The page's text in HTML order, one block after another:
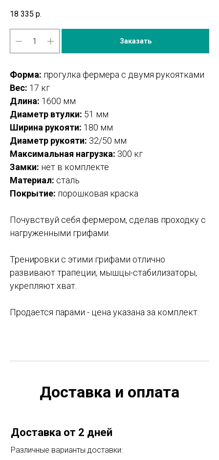
18 335 р.
Заказать
Форма: прогулка фермера с двумя рукоятками
Вес: 17 кг
Длина: 1600 мм
Диаметр втулки: 51 мм
Ширина рукояти: 180 мм
Диаметр рукояти: 32/50 мм
Максимальная нагрузка: 300 кг
Замки: нет в комплекте
Материал: сталь
Покрытие: порошковая краска
Почувствуй себя фермером, сделав проходку с
нагруженными грифами.
Тренировки с этими грифами отлично
развивают трапеции, мышцы-стабилизаторы,
укрепляют хват.
Продается парами - цена указана за комплект.
Доставка и оплата
Доставка от 2 дней
Различные варианты доставки: